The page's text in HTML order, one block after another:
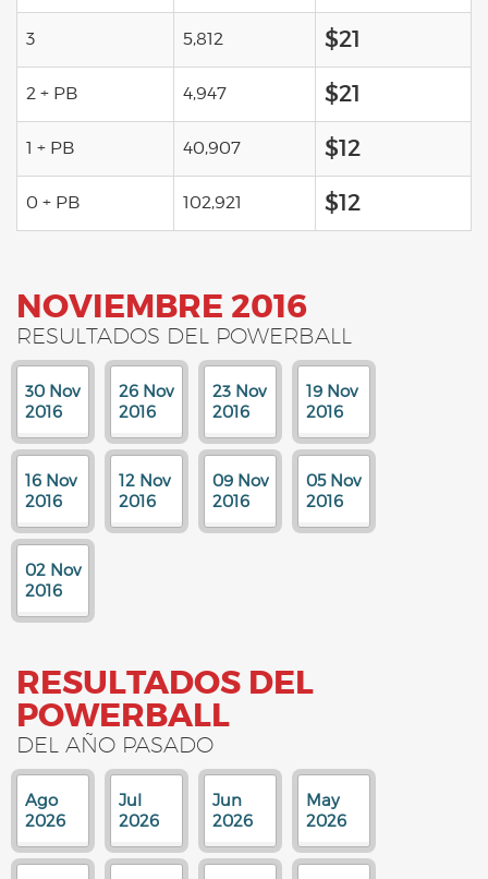
3 5,812 $21
2 + PB 4,947 $21
1 + PB 40,907 $12
0 + PB 102,921 $12
NOVIEMBRE 2016
RESULTADOS DEL POWERBALL
30 Nov
2016
26 Nov
2016
23 Nov
2016
19 Nov
2016
16 Nov
2016
12 Nov
2016
09 Nov
2016
05 Nov
2016
02 Nov
2016
RESULTADOS DEL
POWERBALL
DEL AÑO PASADO
Ago
2026
Jul
2026
Jun
2026
May
2026